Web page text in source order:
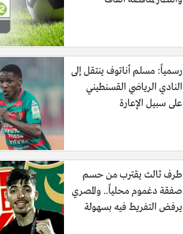
رسمياً: مسلم أناتوف ينتقل إلى
النادي الرياضي القسنطيني
على سبيل الإعارة
طرف ثالث يقترب من حسم
صفقة دغموم محلياً.. والمصري
يرفض التفريط فيه بسهولة